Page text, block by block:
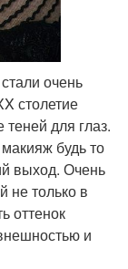
очень
столетие
для глаз.
будь то
выход. Очень
не только в
оттенок
и